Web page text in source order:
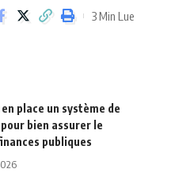
3 Min Lue
place un système de
bien assurer le
publiques